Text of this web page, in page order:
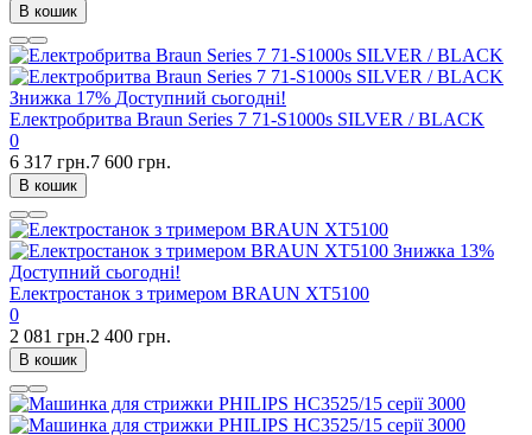
В кошик
Знижка 17% Доступний сьогодні!
Електробритва Braun Series 7 71-S1000s SILVER / BLACK
0
6 317 грн.7 600 грн.
В кошик
Знижка 13%
Доступний сьогодні!
Електростанок з тримером BRAUN XT5100
0
2 081 грн.2 400 грн.
В кошик